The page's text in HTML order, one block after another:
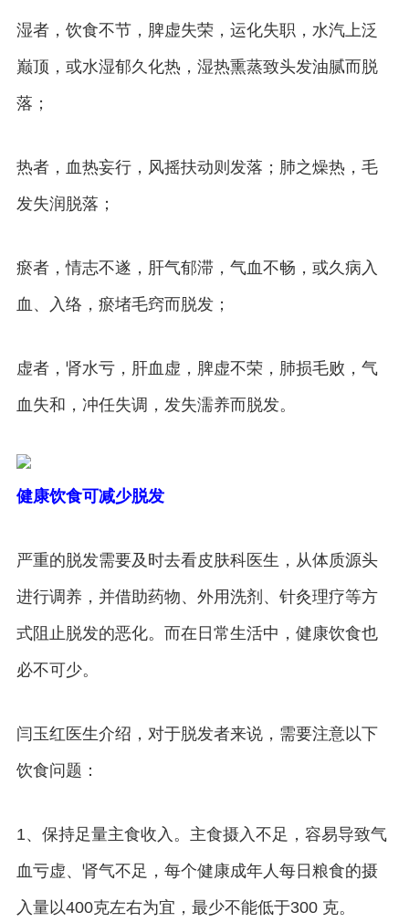
湿者，饮食不节，脾虚失荣，运化失职，水汽上泛
巅顶，或水湿郁久化热，湿热熏蒸致头发油腻而脱
落；
热者，血热妄行，风摇扶动则发落；肺之燥热，毛
发失润脱落；
瘀者，情志不遂，肝气郁滞，气血不畅，或久病入
血、入络，瘀堵毛窍而脱发；
虚者，肾水亏，肝血虚，脾虚不荣，肺损毛败，气
血失和，冲任失调，发失濡养而脱发。
健康饮食可减少脱发
严重的脱发需要及时去看皮肤科医生，从体质源头
进行调养，并借助药物、外用洗剂、针灸理疗等方
式阻止脱发的恶化。而在日常生活中，健康饮食也
必不可少。
闫玉红医生介绍，对于脱发者来说，需要注意以下
饮食问题：
1、保持足量主食收入。主食摄入不足，容易导致气
血亏虚、肾气不足，每个健康成年人每日粮食的摄
入量以400克左右为宜，最少不能低于300 克。